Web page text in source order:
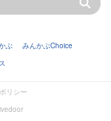
ぶ
みんかぶChoice
リシー